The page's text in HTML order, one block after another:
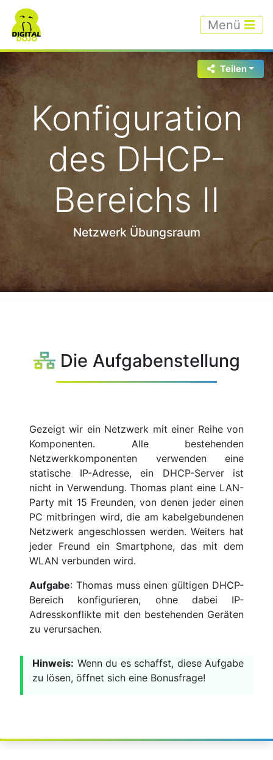
Menü
Teilen
Konfiguration
des DHCP-
Bereichs II
Netzwerk Übungsraum
Die Aufgabenstellung
Gezeigt wir ein Netzwerk mit einer Reihe von
Komponenten. Alle bestehenden
Netzwerkkomponenten verwenden eine
statische IP-Adresse, ein DHCP-Server ist
nicht in Verwendung. Thomas plant eine LAN-
Party mit 15 Freunden, von denen jeder einen
PC mitbringen wird, die am kabelgebundenen
Netzwerk angeschlossen werden. Weiters hat
jeder Freund ein Smartphone, das mit dem
WLAN verbunden wird.
Aufgabe: Thomas muss einen gültigen DHCP-
Bereich konfigurieren, ohne dabei IP-
Adresskonflikte mit den bestehenden Geräten
zu verursachen.
Hinweis: Wenn du es schaffst, diese Aufgabe
zu lösen, öffnet sich eine Bonusfrage!